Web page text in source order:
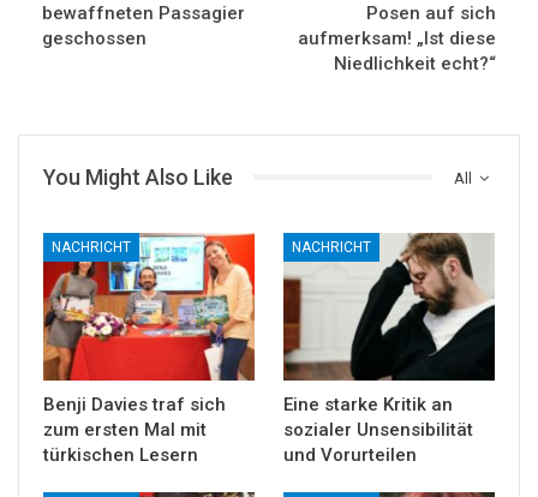
bewaffneten Passagier
geschossen
Posen auf sich
aufmerksam! „Ist diese
Niedlichkeit echt?“
All
You Might Also Like
NACHRICHT
Benji Davies traf sich
zum ersten Mal mit
türkischen Lesern
NACHRICHT
Eine starke Kritik an
sozialer Unsensibilität
und Vorurteilen